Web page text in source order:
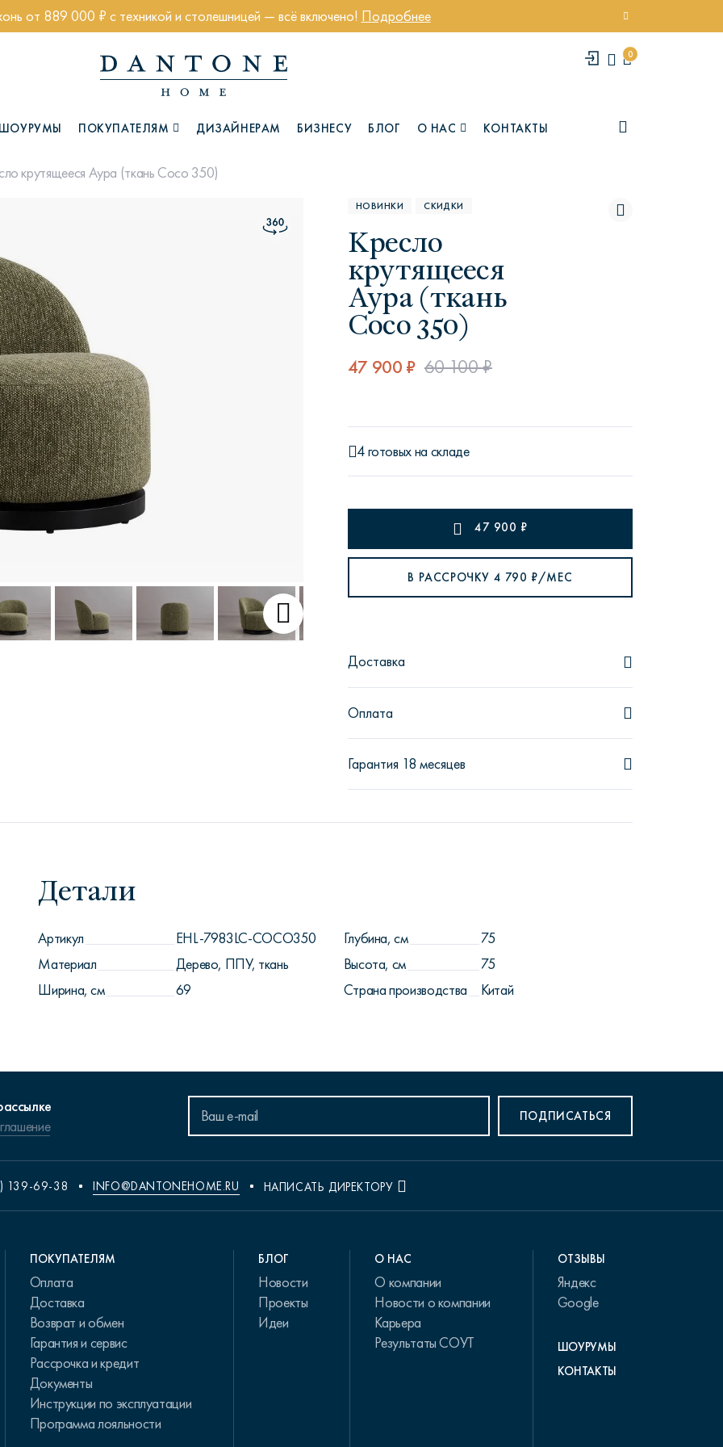
от 889 000 ₽ с техникой и столешницей — всё включено! Подробнее
0
ШОУРУМЫ ПОКУПАТЕЛЯМ ДИЗАЙНЕРАМ БИЗНЕСУ БЛОГ О НАС КОНТАКТЫ
Глазго Челси
Сити
Тауэр Брутал
крутящееся Аура (ткань Coco 350)
НОВИНКИ СКИДКИ
Кресло
крутящееся
Аура (ткань
Coco 350)
47 900 ₽ 60 100 ₽
4 готовых на складе
47 900 ₽
В РАССРОЧКУ 4 790 ₽/МЕС
Доставка
Оплата
Гарантия 18 месяцев
Детали
Артикул
EHL-7983LC-COCO350
Материал
Дерево, ППУ, ткань
Ширина, см
69
Глубина, см
75
Высота, см
75
Страна производства
Китай
ПОДПИСАТЬСЯ
139-69-38 INFO@DANTONEHOME.RU НАПИСАТЬ ДИРЕКТОРУ
ПОКУПАТЕЛЯМ
Оплата
Доставка
Возврат и обмен
Гарантия и сервис
Рассрочка и кредит
Документы
Инструкции по эксплуатации
Программа лояльности
БЛОГ
Новости
Проекты
Идеи
О НАС
О компании
Новости о компании
Карьера
Результаты СОУТ
ОТЗЫВЫ
Яндекс
Google
ШОУРУМЫ
КОНТАКТЫ